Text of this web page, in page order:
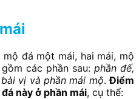
đá một mái, hai mái, mộ
các phần sau:phần đế,
vị và phần mái mộ.Điểm
này ở phần mái, cụ thể: